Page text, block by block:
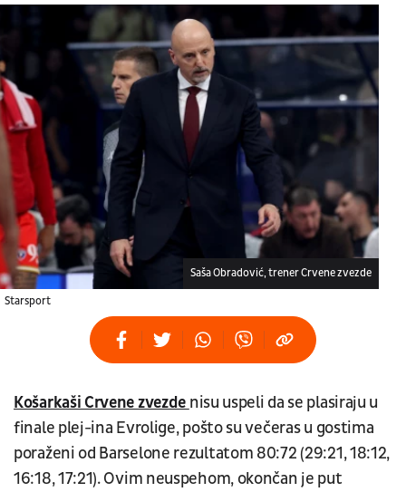
Starsport
Saša Obradović, trener Crvene zvezde
Košarkaši Crvene zvezde nisu uspeli da se plasiraju u
finale plej-ina Evrolige, pošto su večeras u gostima
poraženi od Barselone rezultatom 80:72 (29:21, 18:12,
16:18, 17:21). Ovim neuspehom, okončan je put